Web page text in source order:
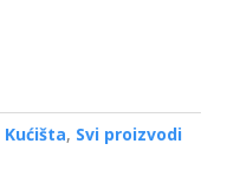
Kućišta, Svi proizvodi